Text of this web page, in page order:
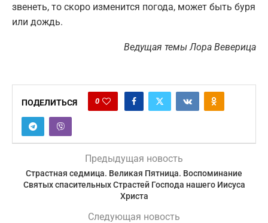
звенеть, то скоро изменится погода, может быть буря
или дождь.
Ведущая темы Лора Веверица
ПОДЕЛИТЬСЯ 0
Предыдущая новость
Страстная седмица. Великая Пятница. Воспоминание
Святых спасительных Страстей Господа нашего Иисуса
Христа
Следующая новость